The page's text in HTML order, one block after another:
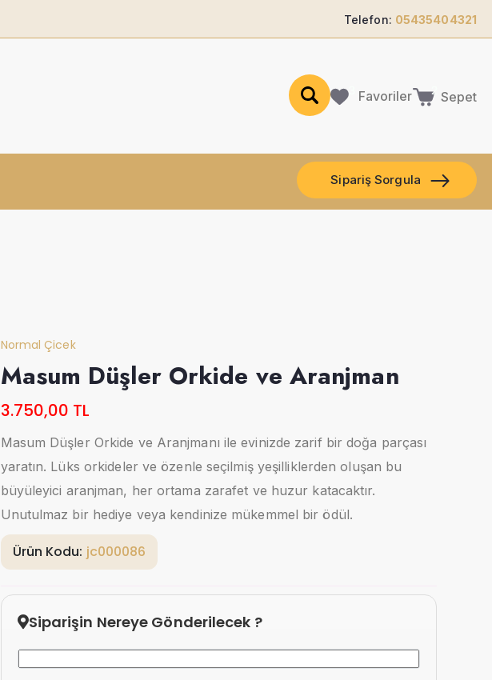
Telefon: 05435404321
Favoriler Sepet
Sipariş Sorgula
Normal Çicek
Masum Düşler Orkide ve Aranjman
3.750,00 TL
Masum Düşler Orkide ve Aranjmanı ile evinizde zarif bir doğa parçası
yaratın. Lüks orkideler ve özenle seçilmiş yeşilliklerden oluşan bu
büyüleyici aranjman, her ortama zarafet ve huzur katacaktır.
Unutulmaz bir hediye veya kendinize mükemmel bir ödül.
Ürün Kodu: jc000086
Siparişin Nereye Gönderilecek ?